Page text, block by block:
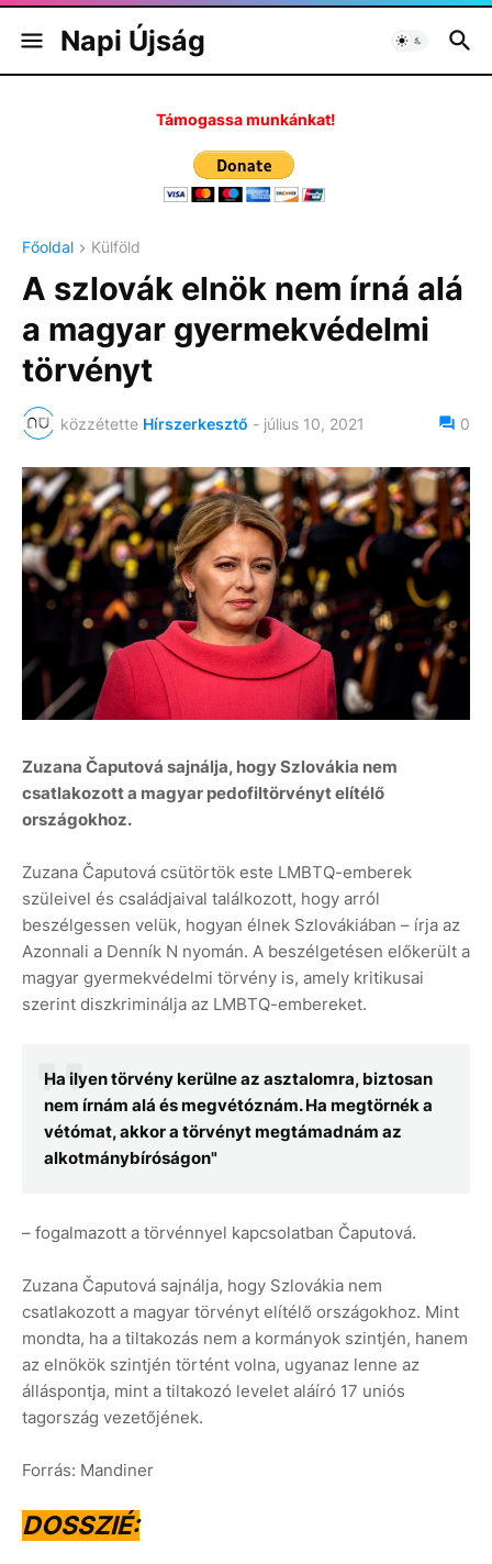
Napi Újság
Támogassa munkánkat!
Főoldal Külföld
A szlovák elnök nem írná alá
a magyar gyermekvédelmi
törvényt
közzétette Hírszerkesztő - július 10, 2021 0
Zuzana Čaputová sajnálja, hogy Szlovákia nem
csatlakozott a magyar pedofiltörvényt elítélő
országokhoz.
Zuzana Čaputová csütörtök este LMBTQ-emberek
szüleivel és családjaival találkozott, hogy arról
beszélgessen velük, hogyan élnek Szlovákiában – írja az
Azonnali a Denník N nyomán. A beszélgetésen előkerült a
magyar gyermekvédelmi törvény is, amely kritikusai
szerint diszkriminálja az LMBTQ-embereket.
Ha ilyen törvény kerülne az asztalomra, biztosan
nem írnám alá és megvétóznám. Ha megtörnék a
vétómat, akkor a törvényt megtámadnám az
alkotmánybíróságon"
– fogalmazott a törvénnyel kapcsolatban Čaputová.
Zuzana Čaputová sajnálja, hogy Szlovákia nem
csatlakozott a magyar törvényt elítélő országokhoz. Mint
mondta, ha a tiltakozás nem a kormányok szintjén, hanem
az elnökök szintjén történt volna, ugyanaz lenne az
álláspontja, mint a tiltakozó levelet aláíró 17 uniós
tagország vezetőjének.
Forrás: Mandiner
DOSSZIÉ: